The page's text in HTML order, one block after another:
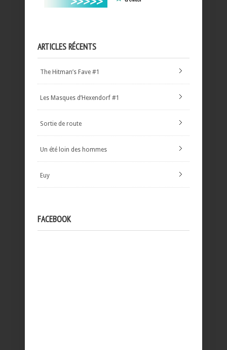
ARTICLES RÉCENTS
The Hitman’s Fave #1
Les Masques d’Hexendorf #1
Sortie de route
Un été loin des hommes
Euy
FACEBOOK